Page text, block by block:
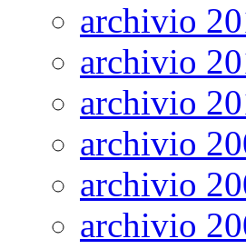
archivio
archivio
archivio
archivio
archivio
archivio